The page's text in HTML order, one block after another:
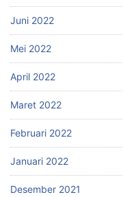
Juni 2022
Mei 2022
April 2022
Maret 2022
Februari 2022
Januari 2022
Desember 2021